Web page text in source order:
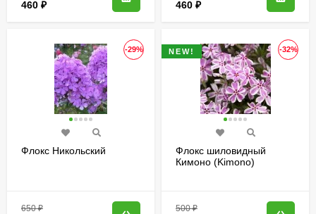
460 ₽ 460 ₽
-29%
Флокс Никольский
650₽
-32%
NEW!
Флокс шиловидный
Кимоно (Kimono)
500₽